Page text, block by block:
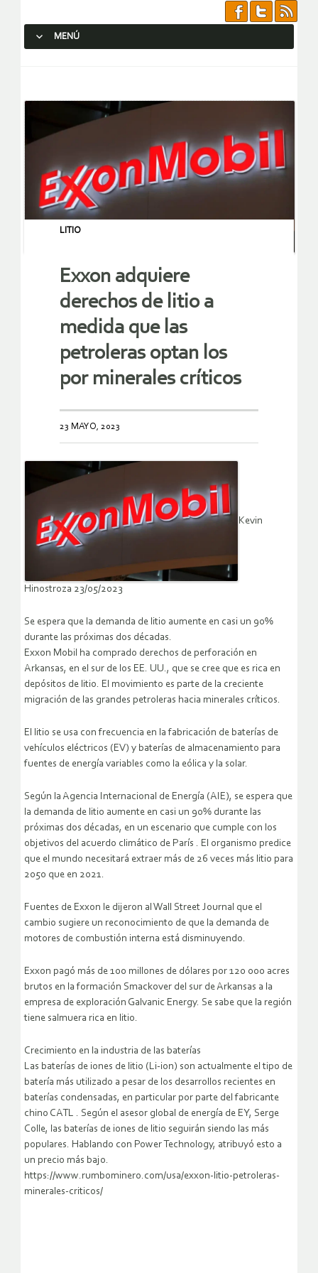
MENÚ
LITIO
Exxon adquiere
derechos de litio a
medida que las
petroleras optan los
por minerales críticos
23 MAYO, 2023
Kevin
Hinostroza 23/05/2023
Se espera que la demanda de litio aumente en casi un 90%
durante las próximas dos décadas.
Exxon Mobil ha comprado derechos de perforación en
Arkansas, en el sur de los EE. UU., que se cree que es rica en
depósitos de litio. El movimiento es parte de la creciente
migración de las grandes petroleras hacia minerales críticos.
El litio se usa con frecuencia en la fabricación de baterías de
vehículos eléctricos (EV) y baterías de almacenamiento para
fuentes de energía variables como la eólica y la solar.
Según la Agencia Internacional de Energía (AIE), se espera que
la demanda de litio aumente en casi un 90% durante las
próximas dos décadas, en un escenario que cumple con los
objetivos del acuerdo climático de París . El organismo predice
que el mundo necesitará extraer más de 26 veces más litio para
2050 que en 2021.
Fuentes de Exxon le dijeron al Wall Street Journal que el
cambio sugiere un reconocimiento de que la demanda de
motores de combustión interna está disminuyendo.
Exxon pagó más de 100 millones de dólares por 120 000 acres
brutos en la formación Smackover del sur de Arkansas a la
empresa de exploración Galvanic Energy. Se sabe que la región
tiene salmuera rica en litio.
Crecimiento en la industria de las baterías
Las baterías de iones de litio (Li-ion) son actualmente el tipo de
batería más utilizado a pesar de los desarrollos recientes en
baterías condensadas, en particular por parte del fabricante
chino CATL . Según el asesor global de energía de EY, Serge
Colle, las baterías de iones de litio seguirán siendo las más
populares. Hablando con Power Technology, atribuyó esto a
un precio más bajo.
https://www.rumbominero.com/usa/exxon-litio-petroleras-
minerales-criticos/